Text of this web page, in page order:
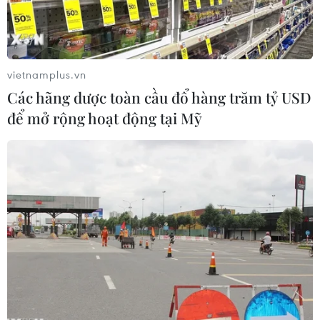
Các vị chủ tọa buổi lễ. (Ảnh: PV/Vietnam+)
Ngày 24/10, Giáo hội Phật giáo Việt Nam đã có
quyết định bổ nhiệm 13 nhân sự Văn phòng Ban
Từ thiện-Xã hội khu vực phía Bắc nhiệm kỳ IX
(2022-2027), nhằm nâng cao hiệu quả công tác
vietnamplus.vn
Các hãng dược toàn cầu đổ hàng trăm tỷ USD
để mở rộng hoạt động tại Mỹ